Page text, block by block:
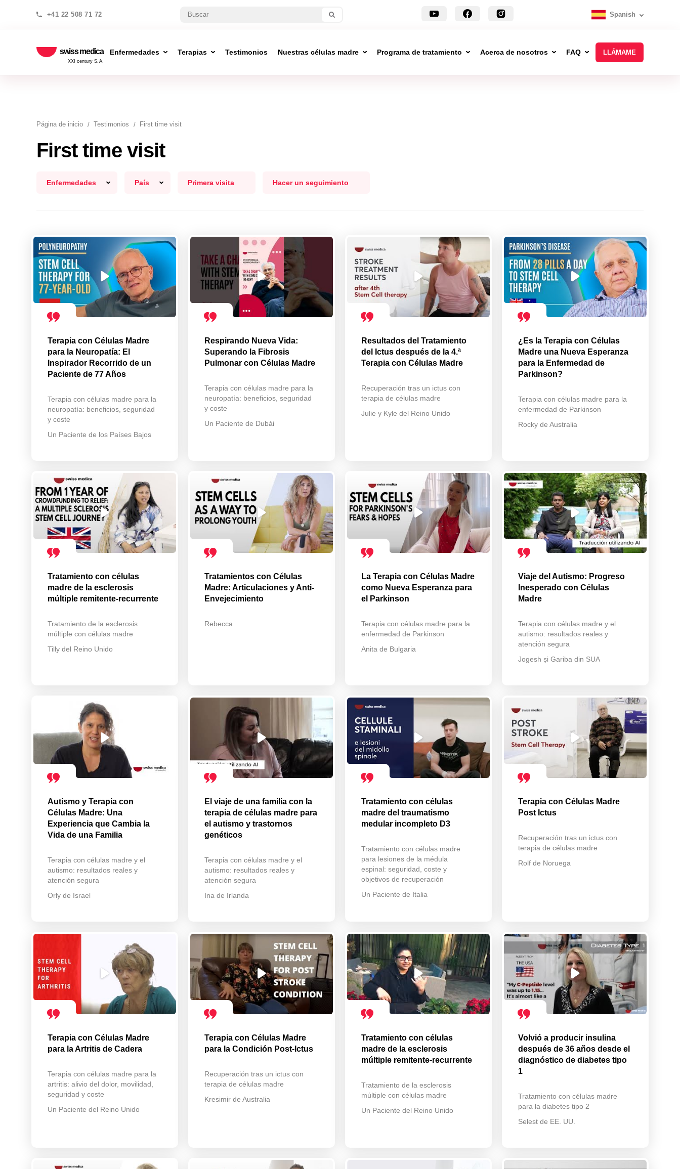
+41 22 508 71 72 Spanish
swiss medica
XXI century S.A.
Enfermedades Terapias Testimonios Nuestras células madre Programa de tratamiento Acerca de nosotros FAQ LLÁMAME
Página de inicio Testimonios First time visit
First time visit
Enfermedades País Primera visita Hacer un seguimiento
Terapia con Células Madre
para la Neuropatía: El
Inspirador Recorrido de un
Paciente de 77 Años
Terapia con células madre para la
neuropatía: beneficios, seguridad
y coste
Un Paciente de los Países Bajos
Respirando Nueva Vida:
Superando la Fibrosis
Pulmonar con Células Madre
Terapia con células madre para la
neuropatía: beneficios, seguridad
y coste
Un Paciente de Dubái
Resultados del Tratamiento
del Ictus después de la 4.ª
Terapia con Células Madre
Recuperación tras un ictus con
terapia de células madre
Julie y Kyle del Reino Unido
¿Es la Terapia con Células
Madre una Nueva Esperanza
para la Enfermedad de
Parkinson?
Terapia con células madre para la
enfermedad de Parkinson
Rocky de Australia
Tratamiento con células
madre de la esclerosis
múltiple remitente-recurrente
Tratamiento de la esclerosis
múltiple con células madre
Tilly del Reino Unido
Tratamientos con Células
Madre: Articulaciones y Anti-
Envejecimiento
Rebecca
La Terapia con Células Madre
como Nueva Esperanza para
el Parkinson
Terapia con células madre para la
enfermedad de Parkinson
Anita de Bulgaria
Viaje del Autismo: Progreso
Inesperado con Células
Madre
Terapia con células madre y el
autismo: resultados reales y
atención segura
Jogesh și Gariba din SUA
Autismo y Terapia con
Células Madre: Una
Experiencia que Cambia la
Vida de una Familia
Terapia con células madre y el
autismo: resultados reales y
atención segura
Orly de Israel
El viaje de una familia con la
terapia de células madre para
el autismo y trastornos
genéticos
Terapia con células madre y el
autismo: resultados reales y
atención segura
Ina de Irlanda
Tratamiento con células
madre del traumatismo
medular incompleto D3
Tratamiento con células madre
para lesiones de la médula
espinal: seguridad, coste y
objetivos de recuperación
Un Paciente de Italia
Terapia con Células Madre
Post Ictus
Recuperación tras un ictus con
terapia de células madre
Rolf de Noruega
Terapia con Células Madre
para la Artritis de Cadera
Terapia con células madre para la
artritis: alivio del dolor, movilidad,
seguridad y coste
Un Paciente del Reino Unido
Terapia con Células Madre
para la Condición Post-Ictus
Recuperación tras un ictus con
terapia de células madre
Kresimir de Australia
Tratamiento con células
madre de la esclerosis
múltiple remitente-recurrente
Tratamiento de la esclerosis
múltiple con células madre
Un Paciente del Reino Unido
Volvió a producir insulina
después de 36 años desde el
diagnóstico de diabetes tipo
1
Tratamiento con células madre
para la diabetes tipo 2
Selest de EE. UU.